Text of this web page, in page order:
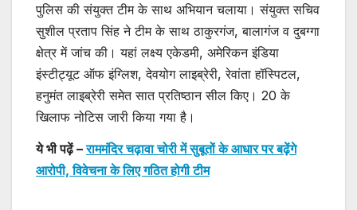
पुलिस की संयुक्त टीम के साथ अभियान चलाया। संयुक्त सचिव
सुशील प्रताप सिंह ने टीम के साथ ठाकुरगंज, बालागंज व दुबग्गा
क्षेत्र में जांच की। यहां लक्ष्य एकेडमी, अमेरिकन इंडिया
इंस्टीट्यूट ऑफ इंग्लिश, देवयोग लाइब्रेरी, रेवांता हॉस्पिटल,
हनुमंत लाइब्रेरी समेत सात प्रतिष्ठान सील किए। 20 के
खिलाफ नोटिस जारी किया गया है।
ये भी पढ़ें –राममंदिर चढ़ावा चोरी में सुबूतों के आधार पर बढ़ेंगे
आरोपी, विवेचना के लिए गठित होगी टीम